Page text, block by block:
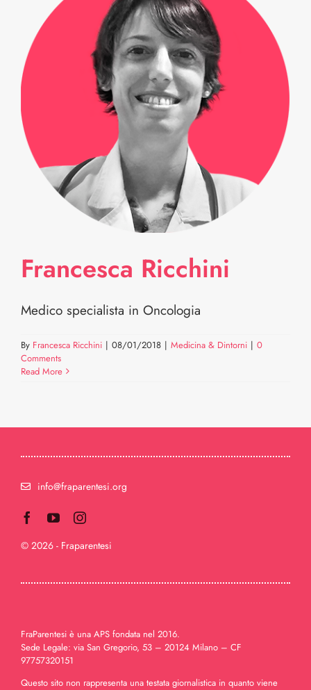
Francesca Ricchini
Medico specialista in Oncologia
By Francesca Ricchini | 08/01/2018 | Medicina & Dintorni | 0
Comments
Read More
info@fraparentesi.org
© 2026 - Fraparentesi
FraParentesi è una APS fondata nel 2016.
Sede Legale: via San Gregorio, 53 – 20124 Milano – CF
97757320151
Questo sito non rappresenta una testata giornalistica in quanto viene